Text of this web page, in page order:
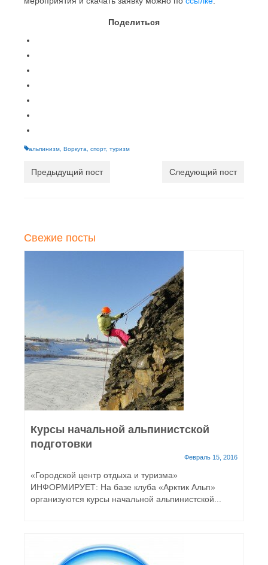
Поделиться
альпинизм, Воркута, спорт, туризм
Предыдущий пост Следующий пост
Свежие посты
Курсы начальной альпинистской
подготовки
Февраль 15, 2016
«Городской центр отдыха и туризма»
ИНФОРМИРУЕТ: На базе клуба «Арктик Альп»
организуются курсы начальной альпинистской...